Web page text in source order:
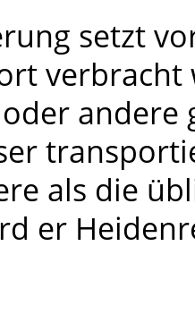
setzt
verbracht
andere
als die
er